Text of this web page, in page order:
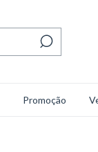
Promoção